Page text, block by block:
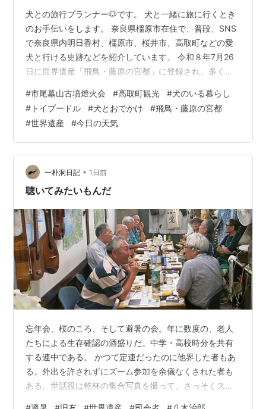
犬との旅行プランナー🐶です。 犬と一緒に旅に行くとき
のお手伝いをします。 奈良県橿原市在住で、普段、SNS
で奈良県内明日香村、橿原市、桜井市、高取町などの愛
犬と行ける史跡などを紹介しています。 令和８年7月26
日に世界遺産「飛鳥・藤原の宮都」に登録され、多くの
鳥・藤原の宮都」の19の構成資産は建物外にあり雨☔の
来県は、犬連れやレンタサイクルの観光など雨模様でせ
っかくの観光も魅力がだいぶ目減りしてしまいます。 こ
れらから、本日の天気と世界遺産「飛鳥・藤原の宮都」
周辺のトピックスを紹介します。 １ 本日の天気と明日の
天気を記載します。犬旅🐕の参考…
#市尾墓山古墳燈火会 #高取町観光 #犬のいる暮らし
# トイプードル #犬とおでかけ #飛鳥・藤原の宮都
#世界遺産 #今日の天気
一朴洞日記 • 1日前
聴いてみたいもんだ
忘年会、桜のころ、そして避暑の会。年に数度の、老人
たちによる生存確認の酒盛りだ。中学・高校時分を共有
する連中である。 かつて定連だったのに他界した者もあ
る。外出を許されずにズーム参加を余儀なくされた者も
ある。世話役は乾杯の集合写真を撮って、さっそくスマ